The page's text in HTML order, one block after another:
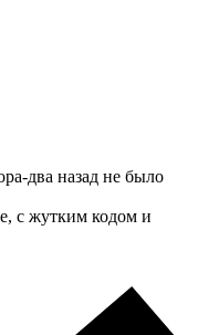
два назад не было
с жутким кодом и